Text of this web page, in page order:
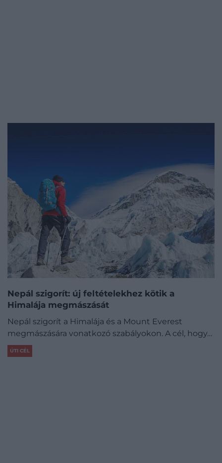
Nepál szigorít: új feltételekhez kötik a
Himalája megmászását
Nepál szigorít a Himalája és a Mount Everest
megmászására vonatkozó szabályokon. A cél, hogy…
ÚTI CÉL